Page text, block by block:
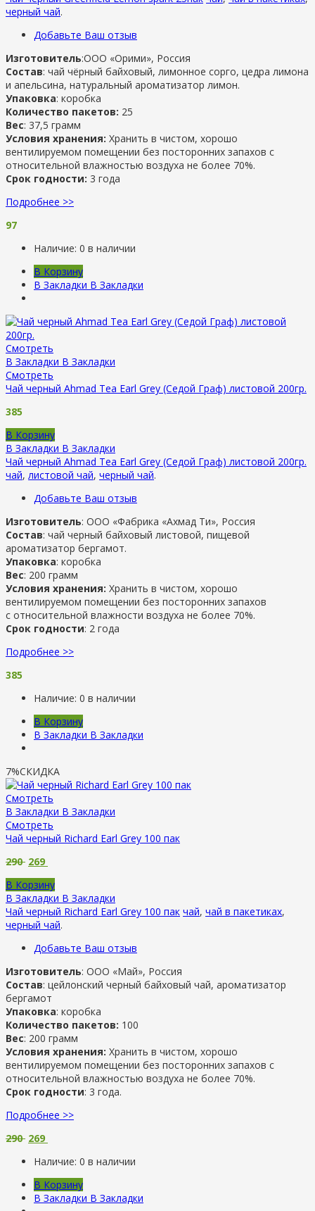
черный чай.
Добавьте Ваш отзыв
Изготовитель:ООО «Орими», Россия
Состав: чай чёрный байховый, лимонное сорго, цедра лимона
и апельсина, натуральный ароматизатор лимон.
Упаковка: коробка
Количество пакетов: 25
Вес: 37,5 грамм
Условия хранения: Хранить в чистом, хорошо
вентилируемом помещении без посторонних запахов с
относительной влажностью воздуха не более 70%.
Срок годности: 3 года
Подробнее >>
97
Наличие: 0 в наличии
В Корзину
В Закладки В Закладки
Смотреть
В Закладки В Закладки
Смотреть
Чай черный Ahmad Tea Earl Grey (Седой Граф) листовой 200гр.
385
В Корзину
В Закладки В Закладки
Чай черный Ahmad Tea Earl Grey (Седой Граф) листовой 200гр.
чай, листовой чай, черный чай.
Добавьте Ваш отзыв
Изготовитель: ООО «Фабрика «Ахмад Ти», Россия
Состав: чай черный байховый листовой, пищевой
ароматизатор бергамот.
Упаковка: коробка
Вес: 200 грамм
Условия хранения: Хранить в чистом, хорошо
вентилируемом помещении без посторонних запахов
с относительной влажности воздуха не более 70%.
Срок годности: 2 года
Подробнее >>
385
Наличие: 0 в наличии
В Корзину
В Закладки В Закладки
7%СКИДКА
Смотреть
В Закладки В Закладки
Смотреть
Чай черный Richard Earl Grey 100 пак
290 269
В Корзину
В Закладки В Закладки
Чай черный Richard Earl Grey 100 пак чай, чай в пакетиках,
черный чай.
Добавьте Ваш отзыв
Изготовитель: ООО «Май», Россия
Состав: цейлонский черный байховый чай, ароматизатор
бергамот
Упаковка: коробка
Количество пакетов: 100
Вес: 200 грамм
Условия хранения: Хранить в чистом, хорошо
вентилируемом помещении без посторонних запахов с
относительной влажностью воздуха не более 70%.
Срок годности: 3 года.
Подробнее >>
290 269
Наличие: 0 в наличии
В Корзину
В Закладки В Закладки